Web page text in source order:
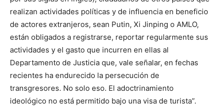
realizan actividades políticas y de influencia en beneficio
de actores extranjeros, sean Putin, Xi Jinping o AMLO,
están obligados a registrarse, reportar regularmente sus
actividades y el gasto que incurren en ellas al
Departamento de Justicia que, vale señalar, en fechas
recientes ha endurecido la persecución de
transgresores. No solo eso. El adoctrinamiento
ideológico no está permitido bajo una visa de turista”.